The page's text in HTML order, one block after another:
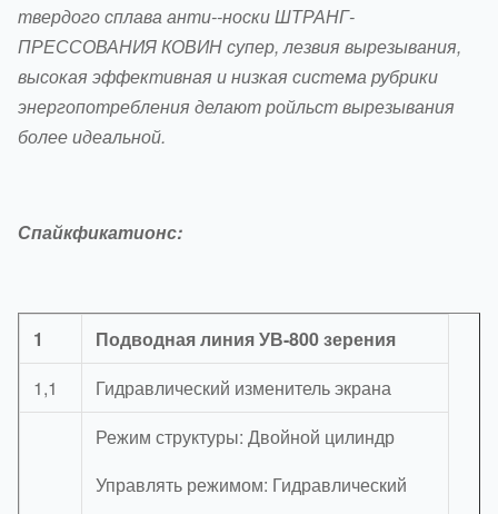
твердого сплава анти--носки ШТРАНГ-
ПРЕССОВАНИЯ КОВИН супер, лезвия вырезывания,
высокая эффективная и низкая система рубрики
энергопотребления делают ройльст вырезывания
более идеальной.
Спайкфикатионс:
1
Подводная линия УВ-800 зерения
1,1
Гидравлический изменитель экрана
Режим структуры: Двойной цилиндр
Управлять режимом: Гидравлический